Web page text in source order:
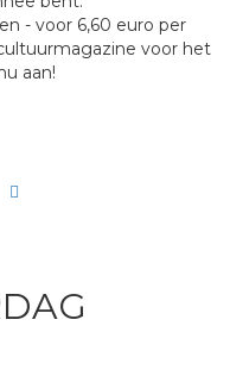
- voor 6,60 euro per
voor het
aan!